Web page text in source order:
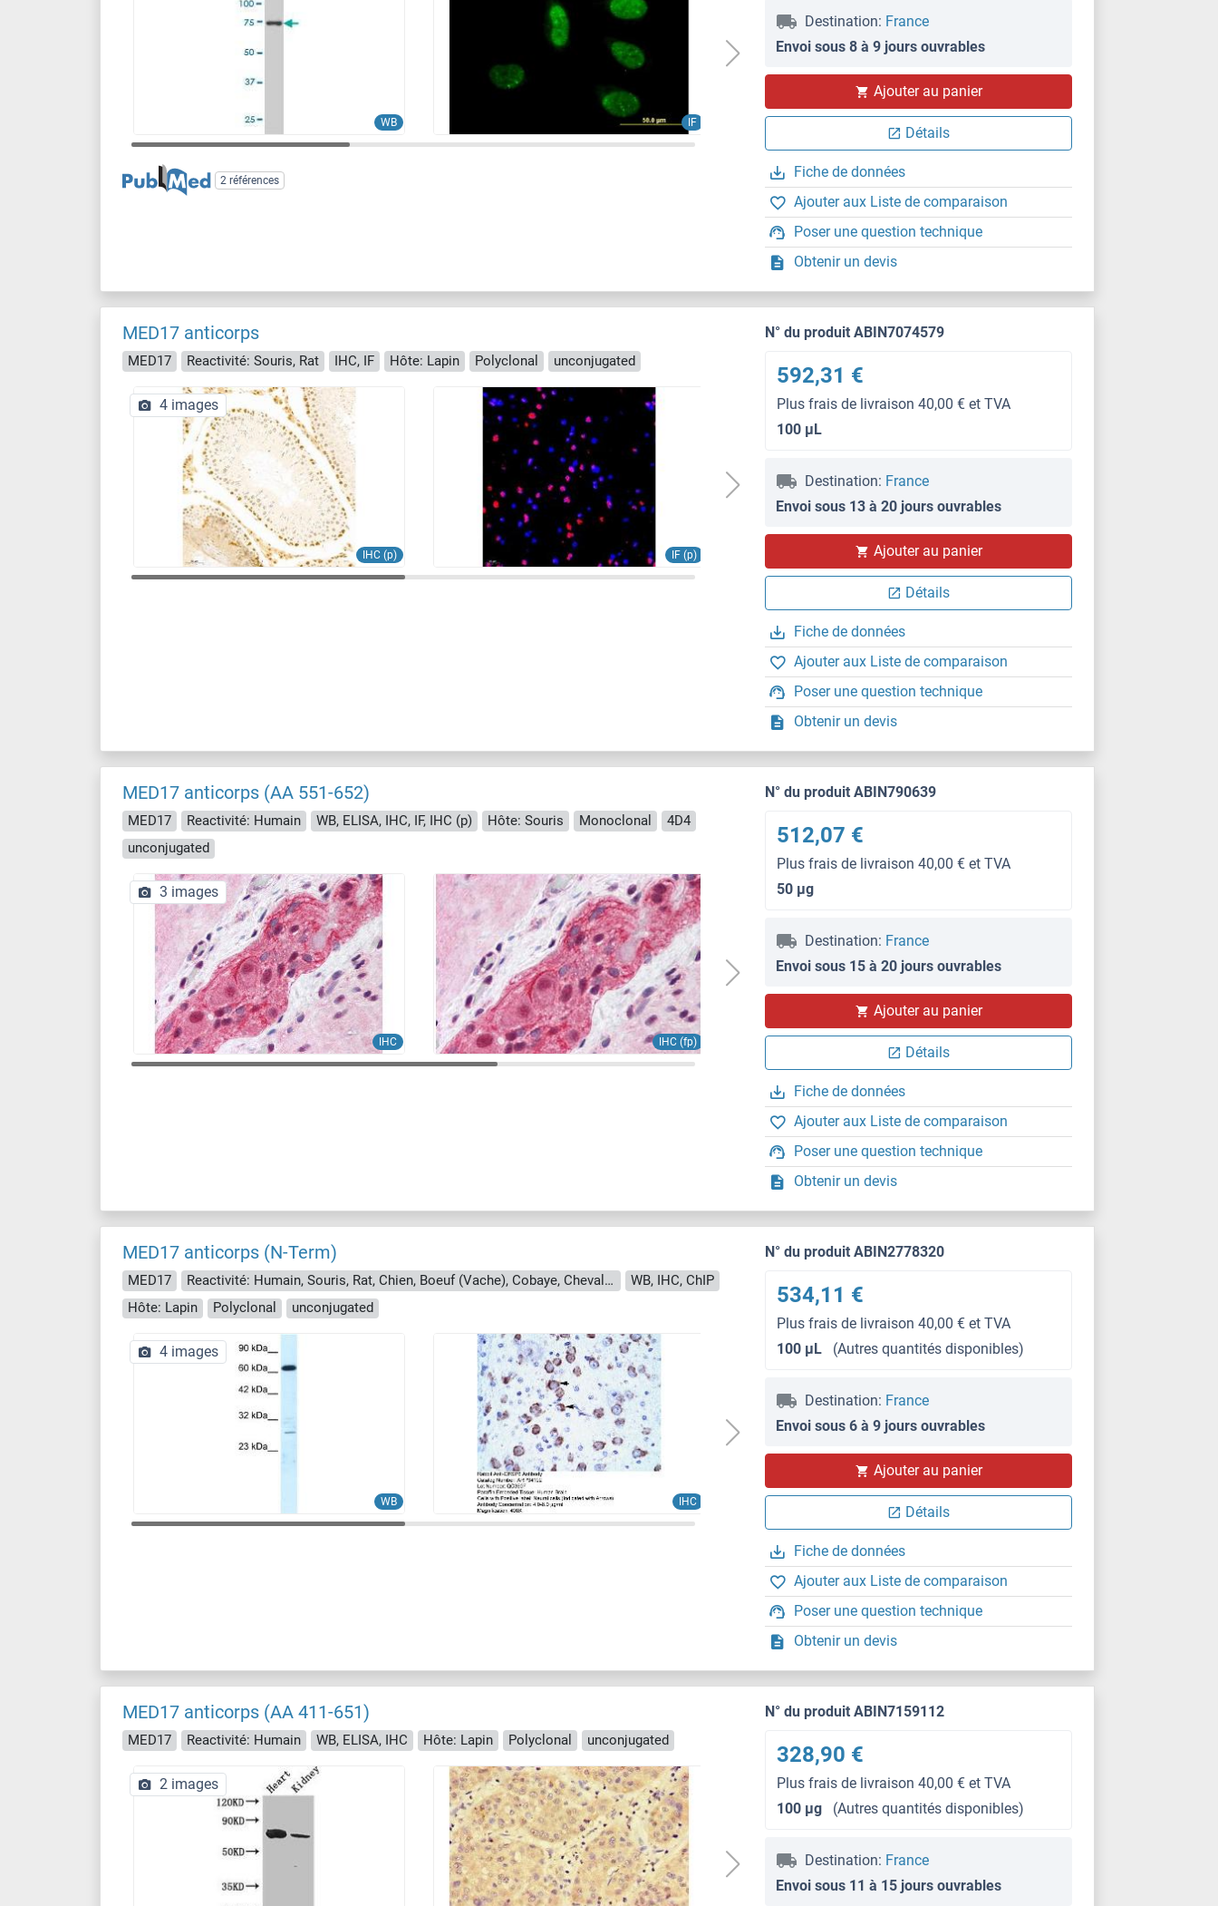
WB IF
ISt
2 références
Destination: France
Envoi sous 8 à 9 jours ouvrables
Ajouter au panier
Détails
Fiche de données
Ajouter aux Liste de comparaison
Poser une question technique
Obtenir un devis
MED17 anticorps
MED17 Reactivité: Souris, Rat IHC, IF Hôte: Lapin Polyclonal unconjugated
IHC (p) IF (p)
IF (p)
4 images
N° du produit ABIN7074579
592,31 €
Plus frais de livraison 40,00 € et TVA
100 μL
Destination: France
Envoi sous 13 à 20 jours ouvrables
Ajouter au panier
Détails
Fiche de données
Ajouter aux Liste de comparaison
Poser une question technique
Obtenir un devis
MED17 anticorps (AA 551-652)
MED17 Reactivité: Humain WB, ELISA, IHC, IF, IHC (p) Hôte: Souris Monoclonal
4D4
unconjugated
IHC IHC (fp)
IHC (fp)
3 images
N° du produit ABIN790639
512,07 €
Plus frais de livraison 40,00 € et TVA
50 μg
Destination: France
Envoi sous 15 à 20 jours ouvrables
Ajouter au panier
Détails
Fiche de données
Ajouter aux Liste de comparaison
Poser une question technique
Obtenir un devis
MED17 anticorps (N-Term)
MED17 Reactivité: Humain, Souris, Rat, Chien, Boeuf (Vache), Cobaye, Cheval, Lapin
WB, IHC, ChIP
Hôte: Lapin
Polyclonal unconjugated
WB IHC
4 images
N° du produit ABIN2778320
534,11 €
Plus frais de livraison 40,00 € et TVA
100 μL
(Autres quantités disponibles)
Destination: France
Envoi sous 6 à 9 jours ouvrables
Ajouter au panier
Détails
Fiche de données
Ajouter aux Liste de comparaison
Poser une question technique
Obtenir un devis
MED17 anticorps (AA 411-651)
MED17 Reactivité: Humain WB, ELISA, IHC Hôte: Lapin Polyclonal unconjugated
2 images
N° du produit ABIN7159112
328,90 €
Plus frais de livraison 40,00 € et TVA
100 μg
(Autres quantités disponibles)
Destination: France
Envoi sous 11 à 15 jours ouvrables